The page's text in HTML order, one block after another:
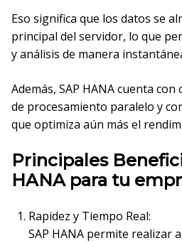
Eso significa que los datos se
principal del servidor, lo que
y análisis de manera
Además, SAP HANA cuenta con
de procesamiento paralelo y
que optimiza aún más el
Principales
HANA para tu
Rapidez y Tiempo Real:
SAP HANA permite realizar